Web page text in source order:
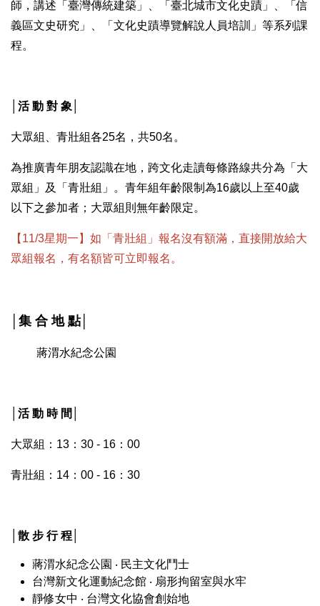
師，講述「臺灣傳統建築」、「臺北城市文化史蹟」、「信
義區文史研究」、「文化史蹟導覽解說人員培訓」等系列課
程。
│活 動 對 象│
大眾組、青壯組各25名，共50名。
為推廣青年朋友認識在地，跨文化走讀每條路線共分為「大
眾組」及「青壯組」。青年組年齡限制為16歲以上至40歲
以下之參加者；大眾組則無年齡限定。
【11/3星期一 】如「青壯組」報名沒有額滿，直接開放給大
眾組報名，有名額皆可立即報名。
│集 合 地 點│
蔣渭水紀念公園
│活 動 時 間│
大眾組：13：30 - 16：00
青壯組：14：00 - 16：30
│散 步 行 程│
蔣渭水紀念公園 ‧ 民主文化鬥士
台灣新文化運動紀念館 ‧ 扇形拘留室與水牢
靜修女中 ‧ 台灣文化協會創始地